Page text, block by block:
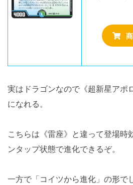
実はドラゴンなので《超新星アポ
になれる。
こちらは《雷座》と違って登場時
ンタップ状態で進化できるぞ。
一方で「コイツから進化」の形で